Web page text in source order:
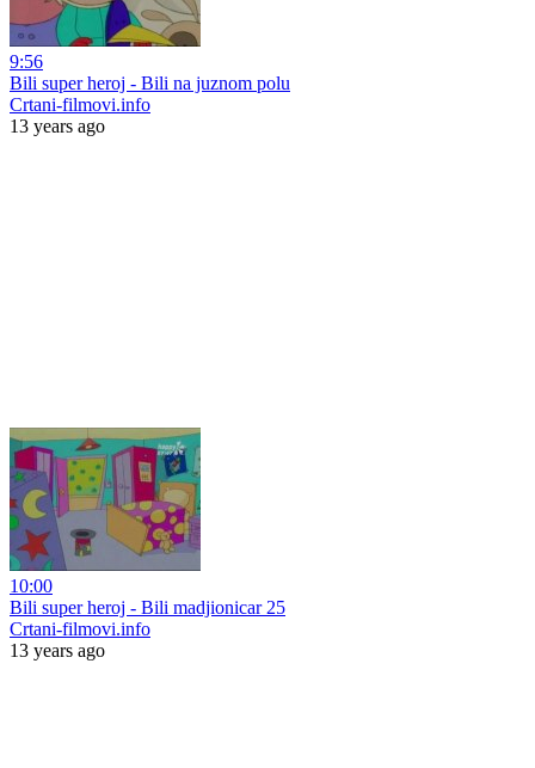
9:56
Bili super heroj - Bili na juznom polu
Crtani-filmovi.info
13 years ago
10:00
Bili super heroj - Bili madjionicar 25
Crtani-filmovi.info
13 years ago